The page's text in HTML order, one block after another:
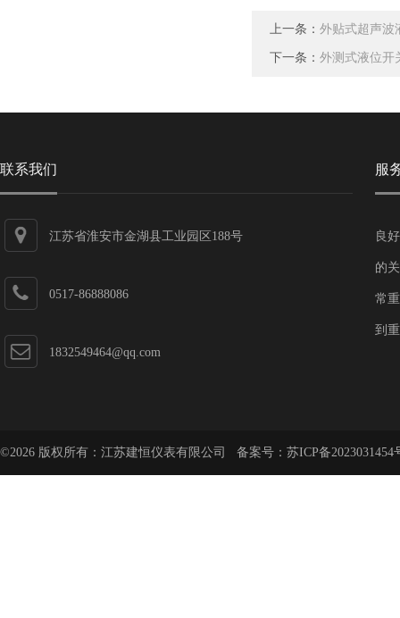
上一条： 外贴式超声波
下一条： 外测式液位开
联系我们
江苏省淮安市金湖县工业园区188号
0517-86888086
1832549464@qq.com
服
良
的
常
到
©2026 版权所有：江苏建恒仪表有限公司 备案号： 苏ICP备2023031454